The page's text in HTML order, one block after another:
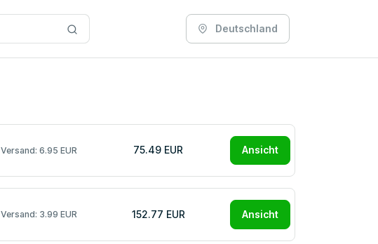
Deutschland
Versand: 6.95 EUR 75.49 EUR Ansicht
Versand: 3.99 EUR 152.77 EUR Ansicht